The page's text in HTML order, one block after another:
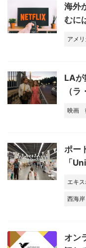
海外
むに
アメ
LAが
（
映画
ポー
「
エキ
西海
オン